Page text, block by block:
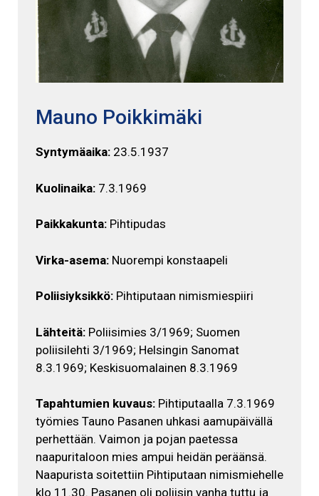
Mauno Poikkimäki
Syntymäaika: 23.5.1937
Kuolinaika: 7.3.1969
Paikkakunta: Pihtipudas
Virka-asema: Nuorempi konstaapeli
Poliisiyksikkö: Pihtiputaan nimismiespiiri
Lähteitä: Poliisimies 3/1969; Suomen
poliisilehti 3/1969; Helsingin Sanomat
8.3.1969; Keskisuomalainen 8.3.1969
Tapahtumien kuvaus: Pihtiputaalla 7.3.1969
työmies Tauno Pasanen uhkasi aamupäivällä
perhettään. Vaimon ja pojan paetessa
naapuritaloon mies ampui heidän peräänsä.
Naapurista soitettiin Pihtiputaan nimismiehelle
klo 11.30. Pasanen oli poliisin vanha tuttu ja